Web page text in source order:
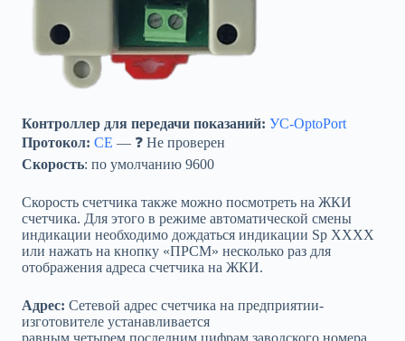
Контроллер для передачи показаний: УС-OptoPort
Протокол: CE — ❓ Не проверен
Скорость: по умолчанию 9600
Скорость счетчика также можно посмотреть на ЖКИ
счетчика. Для этого в режиме автоматической смены
индикации необходимо дождаться индикации Sp XXXX
или нажать на кнопку «ПРСМ» несколько раз для
отображения адреса счетчика на ЖКИ.
Адрес: Сетевой адрес счетчика на предприятии-
изготовителе устанавливается
равным четырем последним цифрам заводского номера